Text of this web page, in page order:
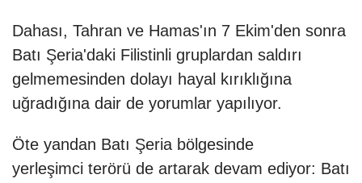
Dahası, Tahran ve Hamas'ın 7 Ekim'den sonra
Batı Şeria'daki Filistinli gruplardan saldırı
gelmemesinden dolayı hayal kırıklığına
uğradığına dair de yorumlar yapılıyor.
Öte yandan Batı Şeria bölgesinde
yerleşimci terörü de artarak devam ediyor: Batı